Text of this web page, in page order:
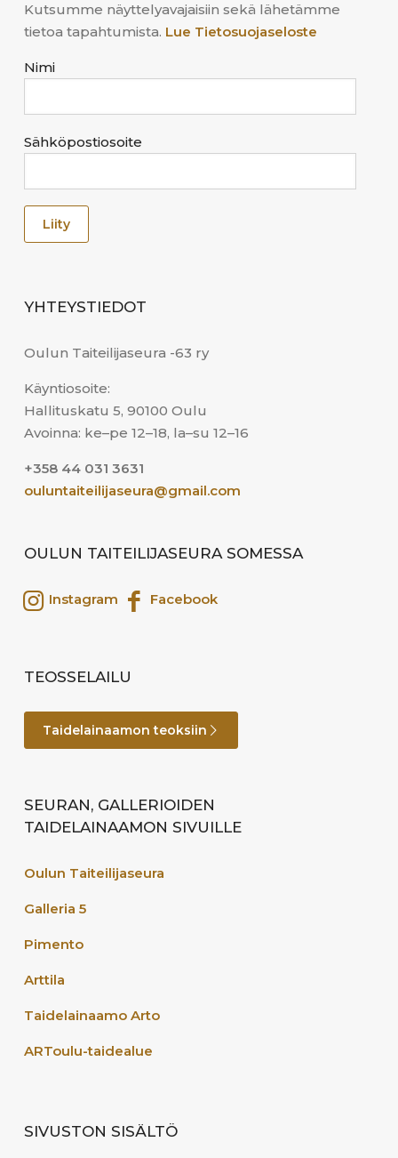
Kutsumme näyttelyavajaisiin sekä lähetämme
tietoa tapahtumista. Lue Tietosuojaseloste
Nimi
Sähköpostiosoite
YHTEYSTIEDOT
Oulun Taiteilijaseura -63 ry
Käyntiosoite:
Hallituskatu 5, 90100 Oulu
Avoinna: ke–pe 12–18, la–su 12–16
+358 44 031 3631
ouluntaiteilijaseura@gmail.com
OULUN TAITEILIJASEURA SOMESSA
Instagram Facebook
TEOSSELAILU
Taidelainaamon teoksiin
SEURAN, GALLERIOIDEN
TAIDELAINAAMON SIVUILLE
Oulun Taiteilijaseura
Galleria 5
Pimento
Arttila
Taidelainaamo Arto
ARToulu-taidealue
SIVUSTON SISÄLTÖ